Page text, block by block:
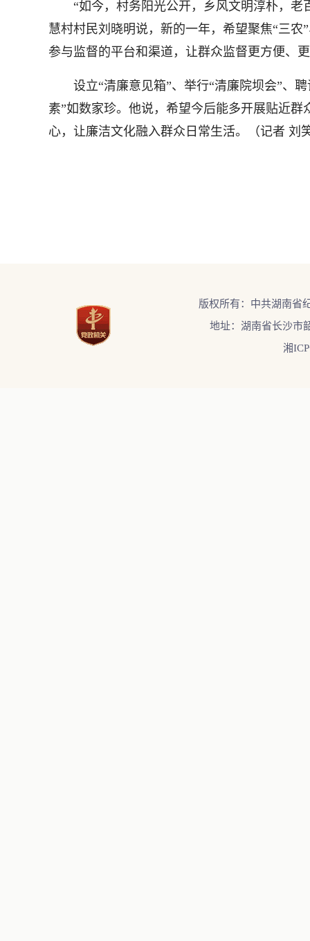
“如今，村务阳光公开，乡风文明淳朴，老
慧村村民刘晓明说，新的一年，希望聚焦“三
参与监督的平台和渠道，让群众监督更方便、
设立“清廉意见箱”、举行“清廉院坝会”、聘
素”如数家珍。他说，希望今后能多开展贴近
心，让廉洁文化融入群众日常生活。（记者 刘
版权所有：中共湖南省
地址：湖南省长沙市
湘